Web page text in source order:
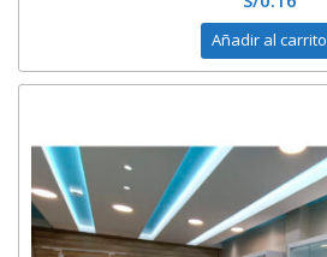
Añadir al carrito